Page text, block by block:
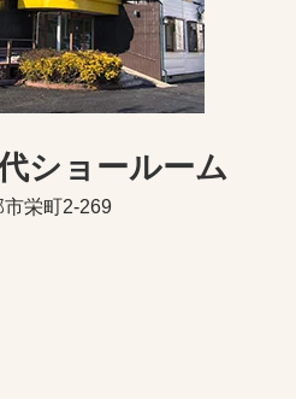
ショールーム
栄町2-269